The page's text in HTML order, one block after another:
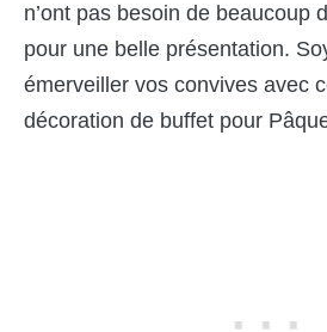
n’ont pas besoin de beaucoup
pour une belle présentation.
émerveiller vos convives avec
décoration de buffet pour